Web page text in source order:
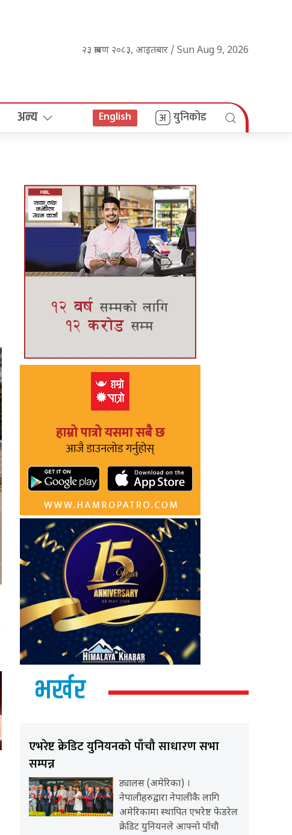
२३ श्रावण २०८३, आइतबार / Sun Aug 9, 2026
अन्य English युनिकोड
भर्खर
एभरेष्ट क्रेडिट युनियनको पाँचौ साधारण सभा
सम्पन्न
ड्यालस (अमेरिका) ।
नेपालीहरुद्वारा नेपालीकै लागि
अमेरिकामा स्थापित एभरेष्ट फेडरेल
क्रेडिट युनियनले आफ्नो पाँचौ